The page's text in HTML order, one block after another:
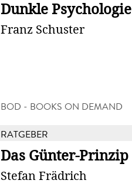
Dunkle Psychologie
Franz Schuster
BOD - BOOKS ON DEMAND
RATGEBER
Das Günter-Prinzip
Stefan Frädrich